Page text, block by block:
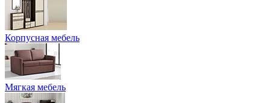
Корпусная мебель
Мягкая мебель